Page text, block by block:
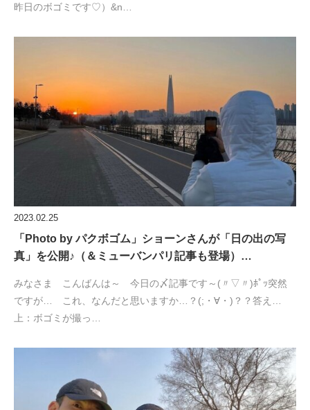
昨日のボゴミです♡）&n…
2023.02.25
「Photo by パクボゴム」ショーンさんが「日の出の写
真」を公開♪（＆ミューバンパリ記事も登場）…
みなさま こんばんは～ 今日の〆記事です～(〃▽〃)ﾎﾟｯ突然
ですが… これ、なんだと思いますか…？(;・∀・)？？答え…
上：ボゴミが撮っ…